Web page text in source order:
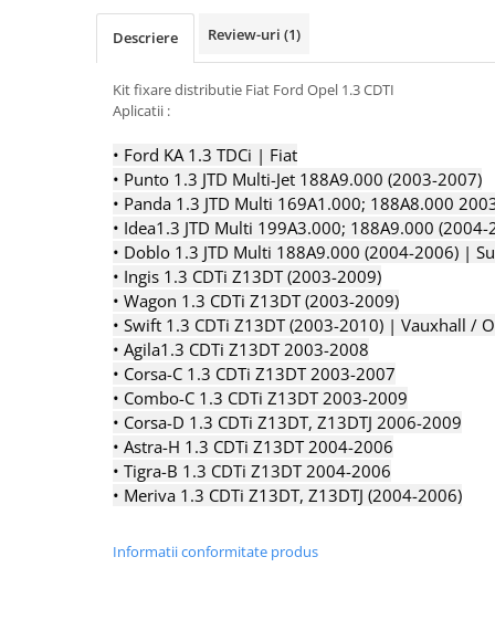
Scule Ajutatoare
Aparate de nituit si capsat
Capsatoare tapiterie
Chei de Forta
Chei Dinamometrice
Ciocane Dalti si Dornuri
Aeroterme si Incalzitoare
Aparate de spalat cu presiune
Aspiratoare industriale
Lampi si Lanterne
Masini de insurubat si gaurit
Masini de polishat
Pistoale de lipit
Descriere Review-uri (1)
Kit fixare distributie Fiat Ford Opel 1.3 CDTI
Aplicatii :
• Ford KA 1.3 TDCi | Fiat
• Punto 1.3 JTD Multi-Jet 188A9.000 (2003-2007)
• Panda 1.3 JTD Multi 169A1.000; 188A8.000
• Idea1.3 JTD Multi 199A3.000; 188A9.000 (2004-
• Doblo 1.3 JTD Multi 188A9.000 (2004-2006) |
• Ingis 1.3 CDTi Z13DT (2003-2009)
• Wagon 1.3 CDTi Z13DT (2003-2009)
• Swift 1.3 CDTi Z13DT (2003-2010) | Vauxhall /
• Agila1.3 CDTi Z13DT 2003-2008
• Corsa-C 1.3 CDTi Z13DT 2003-2007
• Combo-C 1.3 CDTi Z13DT 2003-2009
• Corsa-D 1.3 CDTi Z13DT, Z13DTJ 2006-2009
• Astra-H 1.3 CDTi Z13DT 2004-2006
• Tigra-B 1.3 CDTi Z13DT 2004-2006
• Meriva 1.3 CDTi Z13DT, Z13DTJ (2004-2006)
Informatii conformitate produs